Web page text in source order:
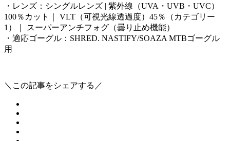
・レンズ：シングルレンズ | 紫外線（UVA・UVB・UVC）
100％カット｜ VLT（可視光線透過度）45％（カテゴリー
1）｜ スーパーアンチフォグ（曇り止め機能）
・適応ゴーグル：SHRED. NASTIFY/SOAZA MTBゴーグル
用
＼この記事をシェアする／